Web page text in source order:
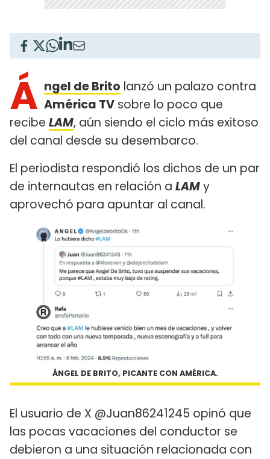
Á ngel de Brito lanzó un palazo contra
América TV sobre lo poco que
recibe LAM, aún siendo el ciclo más exitoso
del canal desde su desembarco.
El periodista respondió los dichos de un par
de internautas en relación a LAMy
aprovechó para apuntar al canal.
ÁNGEL DE BRITO, PICANTE CON AMÉRICA.
El usuario de X @Juan86241245 opinó que
las pocas vacaciones del conductor se
debieron a una situación relacionada con